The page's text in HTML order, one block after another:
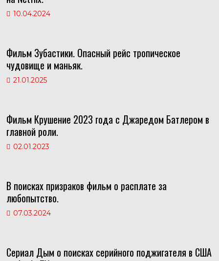
10.04.2024
Фильм Зубастики. Опасный рейс тропическое
чудовище и маньяк.
21.01.2025
Фильм Крушение 2023 года с Джаредом Батлером в
главной роли.
02.01.2023
В поисках призраков фильм о расплате за
любопытство.
07.03.2024
Сериал Дым о поисках серийного поджигателя в США